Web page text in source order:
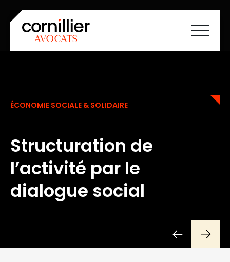
Équipe
Cartographie ESS
Contact
FR
EN
ÉCONOMIE SOCIALE & SOLIDAIRE
Structuration de
l’activité par le
dialogue social